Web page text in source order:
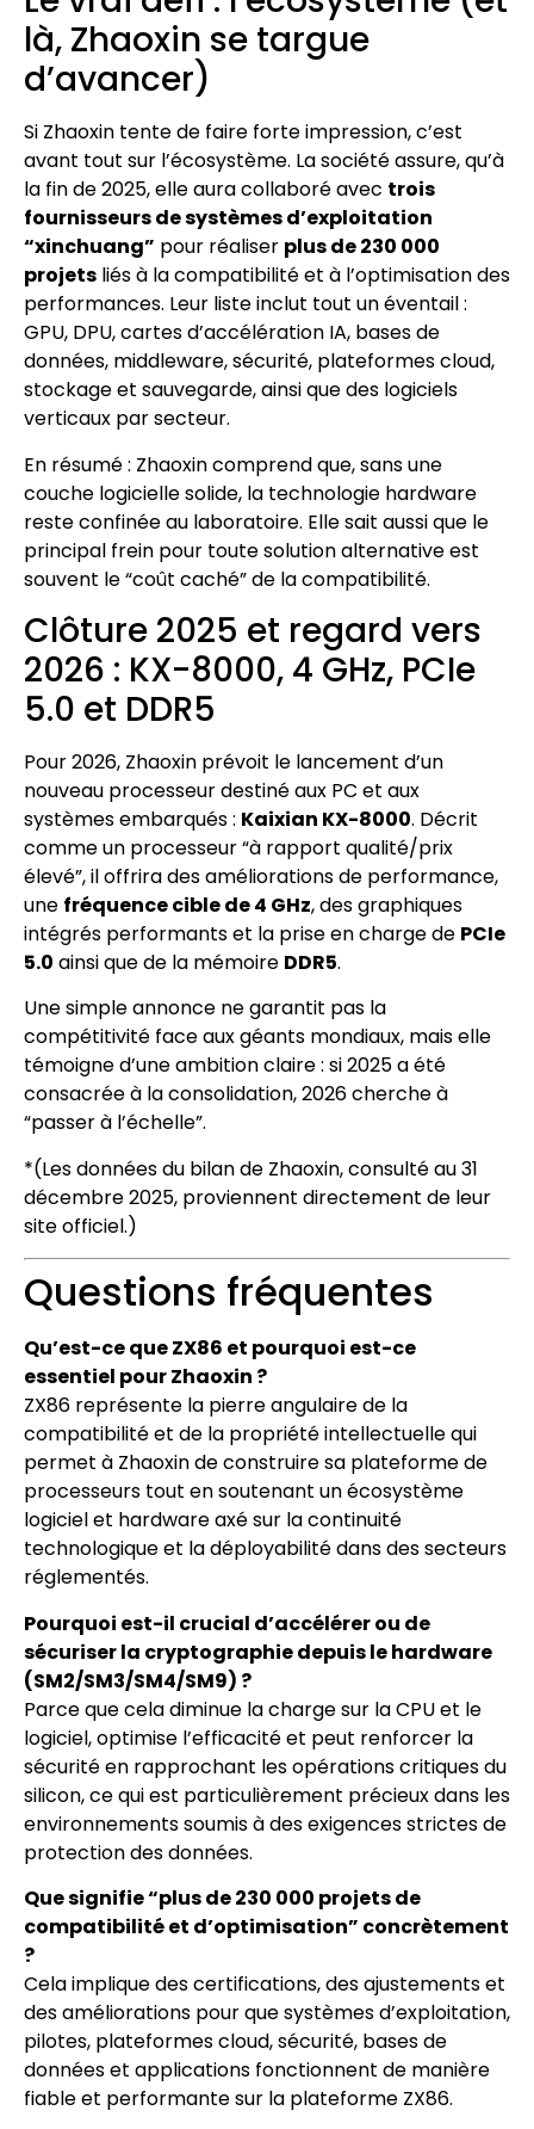
là, Zhaoxin se targue
d’avancer)
Si Zhaoxin tente de faire forte impression, c’est
avant tout sur l’écosystème. La société assure, qu’à
la fin de 2025, elle aura collaboré avec trois
fournisseurs de systèmes d’exploitation
“xinchuang” pour réaliser plus de 230 000
projets liés à la compatibilité et à l’optimisation des
performances. Leur liste inclut tout un éventail :
GPU, DPU, cartes d’accélération IA, bases de
données, middleware, sécurité, plateformes cloud,
stockage et sauvegarde, ainsi que des logiciels
verticaux par secteur.
En résumé : Zhaoxin comprend que, sans une
couche logicielle solide, la technologie hardware
reste confinée au laboratoire. Elle sait aussi que le
principal frein pour toute solution alternative est
souvent le “coût caché” de la compatibilité.
Clôture 2025 et regard vers
2026 : KX-8000, 4 GHz, PCIe
5.0 et DDR5
Pour 2026, Zhaoxin prévoit le lancement d’un
nouveau processeur destiné aux PC et aux
systèmes embarqués : Kaixian KX-8000. Décrit
comme un processeur “à rapport qualité/prix
élevé”, il offrira des améliorations de performance,
une fréquence cible de 4 GHz, des graphiques
intégrés performants et la prise en charge de PCIe
5.0 ainsi que de la mémoire DDR5.
Une simple annonce ne garantit pas la
compétitivité face aux géants mondiaux, mais elle
témoigne d’une ambition claire : si 2025 a été
consacrée à la consolidation, 2026 cherche à
“passer à l’échelle”.
*(Les données du bilan de Zhaoxin, consulté au 31
décembre 2025, proviennent directement de leur
site officiel.)
Questions fréquentes
Qu’est-ce que ZX86 et pourquoi est-ce
essentiel pour Zhaoxin ?
ZX86 représente la pierre angulaire de la
compatibilité et de la propriété intellectuelle qui
permet à Zhaoxin de construire sa plateforme de
processeurs tout en soutenant un écosystème
logiciel et hardware axé sur la continuité
technologique et la déployabilité dans des secteurs
réglementés.
Pourquoi est-il crucial d’accélérer ou de
sécuriser la cryptographie depuis le hardware
(SM2/SM3/SM4/SM9) ?
Parce que cela diminue la charge sur la CPU et le
logiciel, optimise l’efficacité et peut renforcer la
sécurité en rapprochant les opérations critiques du
silicon, ce qui est particulièrement précieux dans les
environnements soumis à des exigences strictes de
protection des données.
Que signifie “plus de 230 000 projets de
compatibilité et d’optimisation” concrètement
?
Cela implique des certifications, des ajustements et
des améliorations pour que systèmes d’exploitation,
pilotes, plateformes cloud, sécurité, bases de
données et applications fonctionnent de manière
fiable et performante sur la plateforme ZX86.